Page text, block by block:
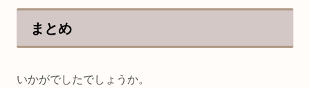
まとめ
いかがでしたでしょうか。